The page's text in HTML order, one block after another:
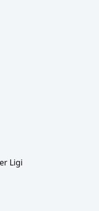
Ligi